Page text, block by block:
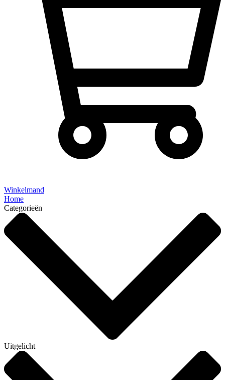
Winkelmand
Home
Categorieën
Uitgelicht